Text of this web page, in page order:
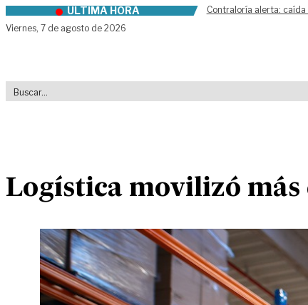
Skip to contentÚLTIMA HORA
Contraloría alerta:
Viernes, 7 de agosto de 2026
Logística movilizó más